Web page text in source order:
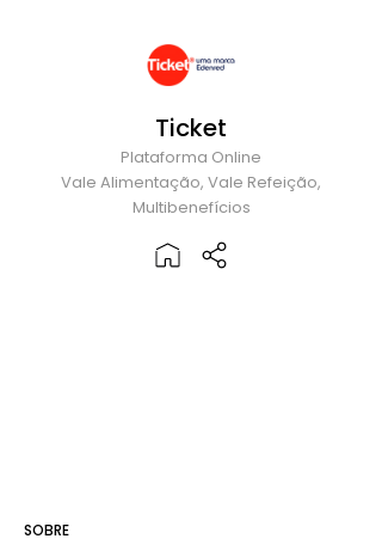
Ticket
Plataforma Online
Vale Alimentação, Vale Refeição,
Multibenefícios
SOBRE